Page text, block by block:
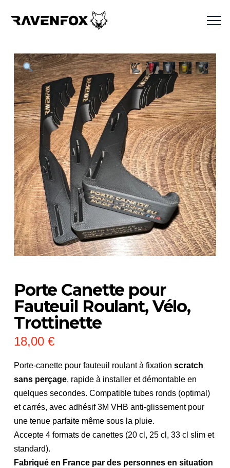
Porte Canette pour
Fauteuil Roulant, Vélo,
Trottinette
18,00 €
Porte-canette pour fauteuil roulant à fixation scratch
sans perçage, rapide à installer et démontable en
quelques secondes. Compatible tubes ronds (optimal)
et carrés, avec adhésif 3M VHB anti-glissement pour
une tenue parfaite même sous la pluie.
Accepte 4 formats de canettes (20 cl, 25 cl, 33 cl slim et
standard).
Fabriqué en France par des personnes en situation